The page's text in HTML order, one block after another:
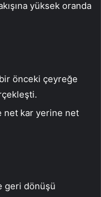
yüksek oranda
önceki çeyreğe
net kar yerine net
geri dönüşü